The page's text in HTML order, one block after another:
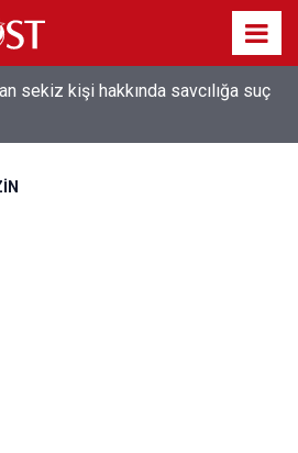
sekiz kişi hakkında savcılığa suç